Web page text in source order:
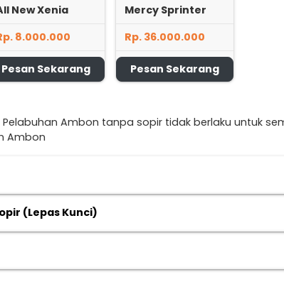
New Xenia
8.000.000
Pesan Sekarang
Mercy Sprinter
Rp. 36.000.000
Pesan Sekarang
Ambon tanpa sopir tidak berlaku untuk
Ambon
(Lepas Kunci)